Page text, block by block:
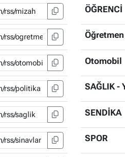
ÖĞRENCİ
Öğretmen
Otomobil
SAĞLIK -
SENDİKA
SPOR